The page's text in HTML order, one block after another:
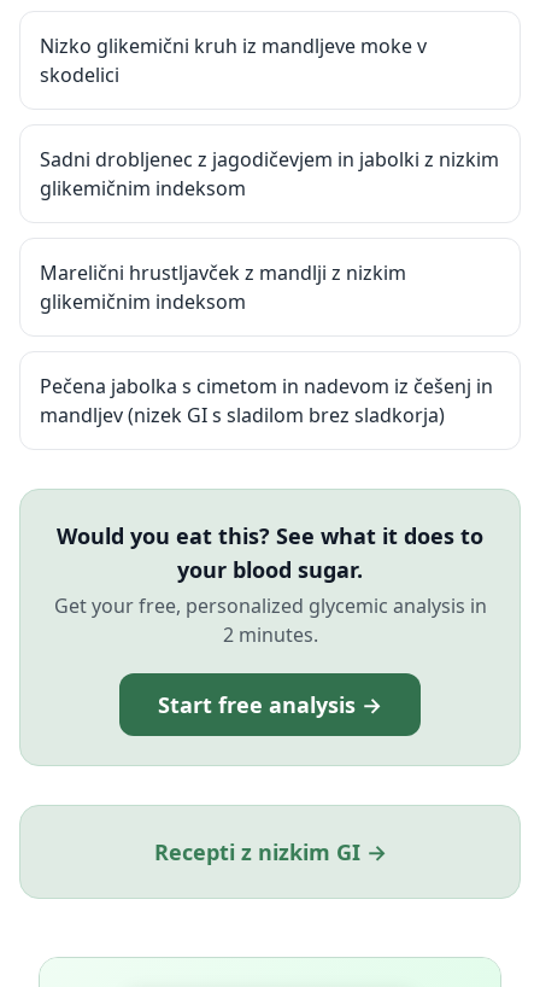
Nizko glikemični kruh iz mandljeve moke v
skodelici
Sadni drobljenec z jagodičevjem in jabolki z nizkim
glikemičnim indeksom
Marelični hrustljavček z mandlji z nizkim
glikemičnim indeksom
Pečena jabolka s cimetom in nadevom iz češenj in
mandljev (nizek GI s sladilom brez sladkorja)
Would you eat this? See what it does to
your blood sugar.
Get your free, personalized glycemic analysis in
2 minutes.
Start free analysis →
Recepti z nizkim GI →